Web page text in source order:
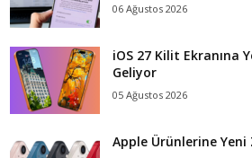
06 Ağustos 2026
iOS 27 Kilit Ekranına
Geliyor
05 Ağustos 2026
Apple Ürünlerine Yeni